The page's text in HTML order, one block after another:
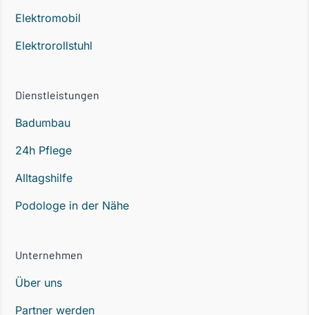
Elektromobil
Elektrorollstuhl
Dienstleistungen
Badumbau
24h Pflege
Alltagshilfe
Podologe in der Nähe
Unternehmen
Über uns
Partner werden